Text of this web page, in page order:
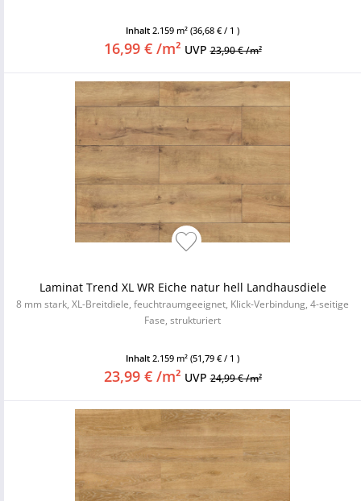
Inhalt 2.159 m² (36,68 € / 1 )
16,99 € /m² UVP23,90 € /m²
Laminat Trend XL WR Eiche natur hell Landhausdiele
8 mm stark, XL-Breitdiele, feuchtraumgeeignet, Klick-Verbindung, 4-seitige
Fase, strukturiert
Inhalt 2.159 m² (51,79 € / 1 )
23,99 € /m² UVP24,99 € /m²